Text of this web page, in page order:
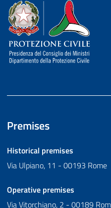
Dipartimento della
Premises
Historical premises
Via Ulpiano, 11 - 00193 Rome
Operative premises
Via Vitorchiano, 2 - 00189